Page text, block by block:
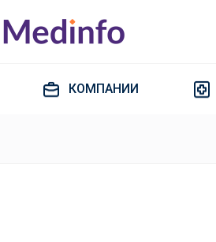
КОМПАНИИ